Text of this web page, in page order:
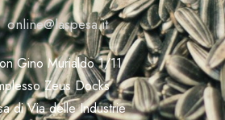
online@laspesa.it
Gino Murialdo 1/11
Zeus Docks
di Via delle Industrie